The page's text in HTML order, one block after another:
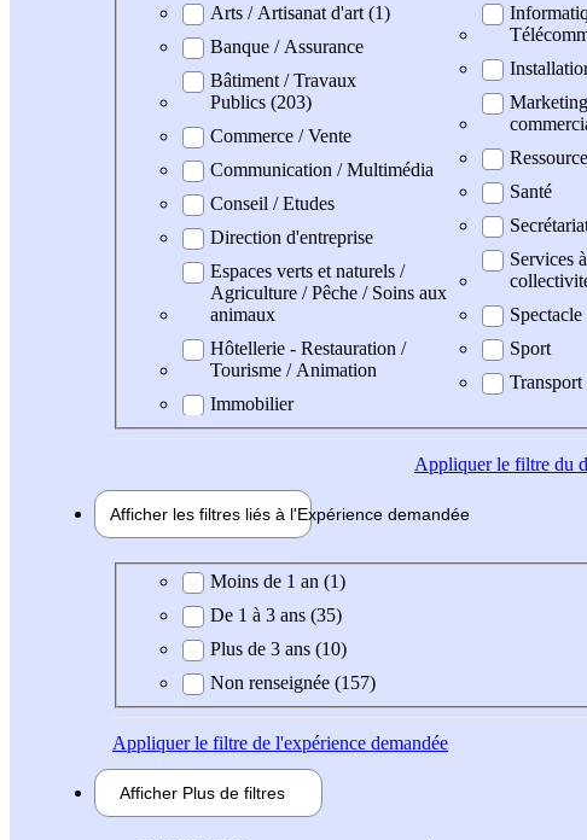
Arts / Artisanat d'art (1)
Banque / Assurance
Bâtiment / Travaux
Publics (203)
Commerce / Vente
Communication / Multimédia
Conseil / Etudes
Direction d'entreprise
Espaces verts et naturels /
Agriculture / Pêche / Soins aux
animaux
Hôtellerie - Restauration /
Tourisme / Animation
Immobilier
Santé
Services
Spectacle
Sport
Appliquerle filtre du
Afficher les filtres liés à l'Expérience demandée
Expérience demandée
Moins de 1 an (1)
De 1 à 3 ans (35)
Plus de 3 ans (10)
Non renseignée (157)
Appliquerle filtre de l'expérience demandée
Afficher Plus de filtres